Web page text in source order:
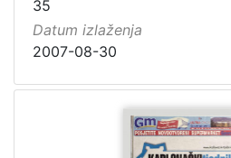
35
Datum izlaženja
2007-08-30